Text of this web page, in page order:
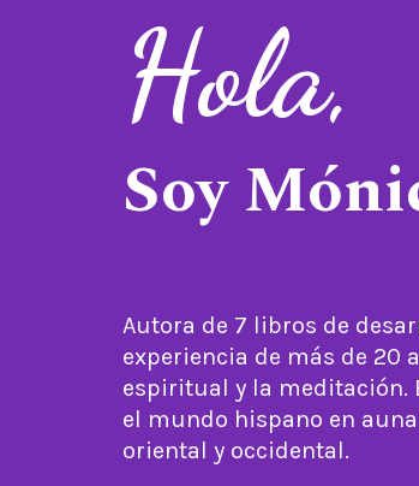
Hola,
Soy
Autora de 7 libros de
experiencia de más de 20
espiritual y la meditación.
el mundo hispano en
oriental y occidental.